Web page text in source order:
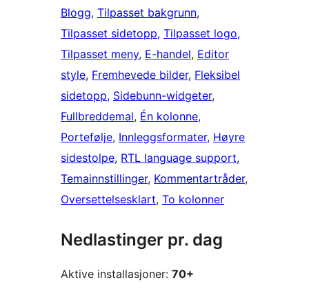
Blogg, Tilpasset bakgrunn
Tilpasset sidetopp, Tilpasset logo
Tilpasset meny, E-handel, Editor
style, Fremhevede bilder, Fleksibel
sidetopp, Sidebunn-widgeter
Fullbreddemal, Én kolonne
Portefølje, Innleggsformater, Høyre
sidestolpe, RTL language support
Temainnstillinger, Kommentartråder
Oversettelsesklart, To kolonner
Nedlastinger pr. dag
Aktive installasjoner: 70+